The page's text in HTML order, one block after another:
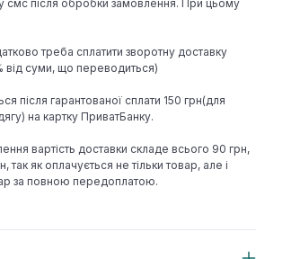
смс після обробки замовлення. При цьому
треба сплатити зворотну доставку
від суми, що переводиться)
після гарантованої сплати 150 грн(для
на картку ПриватБанку.
вартість доставки складе всього 90 грн,
так як оплачується не тільки товар, але і
за повною передоплатою.